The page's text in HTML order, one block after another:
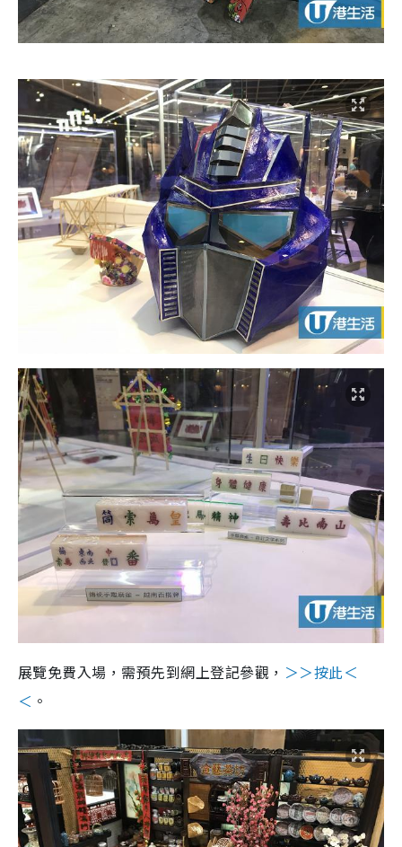
展覽免費入場，需預先到網上登記參觀， ＞＞按此＜
＜ 。